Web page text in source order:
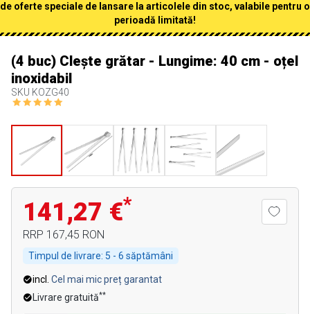
de oferte speciale de lansare la articolele din stoc, valabile pentru o
perioadă limitată!
(4 buc) Clește grătar - Lungime: 40 cm - oțel
inoxidabil
SKU KOZG40
141,27 €*
RRP 167,45 RON
Timpul de livrare: 5 - 6 săptămâni
incl. Cel mai mic preț garantat
Livrare gratuită**